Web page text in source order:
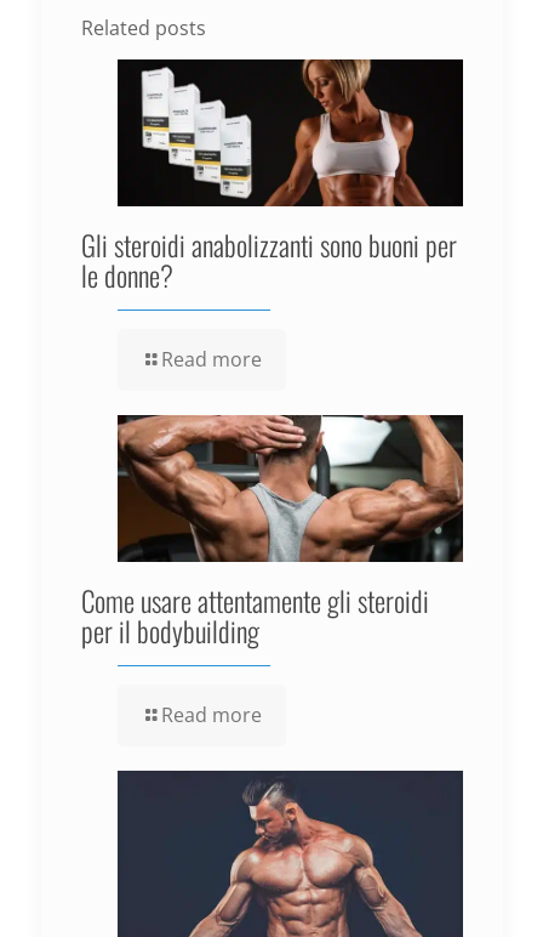
Related posts
Gli steroidi anabolizzanti sono buoni per
le donne?
Read more
Come usare attentamente gli steroidi
per il bodybuilding
Read more